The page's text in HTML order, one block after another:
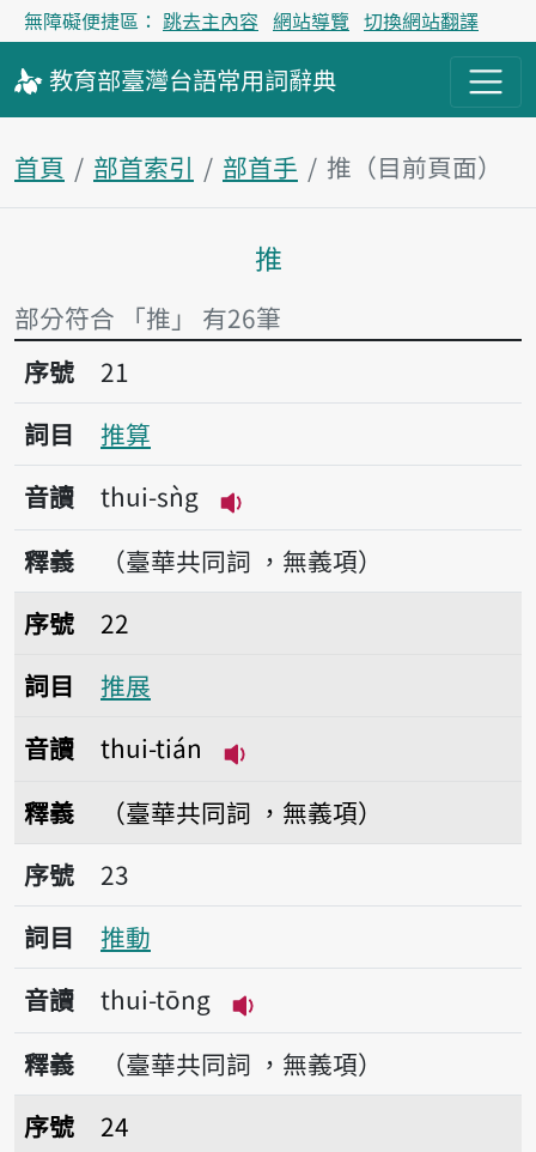
無障礙便捷區： 跳去主內容 網站導覽 切換網站翻譯
教育部臺灣台語常用詞辭典
首頁 部首索引 部首手 推（目前頁面）
主內容區塊
推
部分符合 「推」 有26筆
序號21推算
序號
21
詞目
推算
音讀
thui-sǹg
播放音讀thui-sǹg
釋義
（臺華共同詞 ，無義項）
序號22推展
序號
22
詞目
推展
音讀
thui-tián
釋義
（臺華共同詞 ，無義項）
序號23推動
序號
23
詞目
推動
音讀
thui-tōng
播放音讀thui-tōng
釋義
（臺華共同詞 ，無義項）
序號24推出
序號
24